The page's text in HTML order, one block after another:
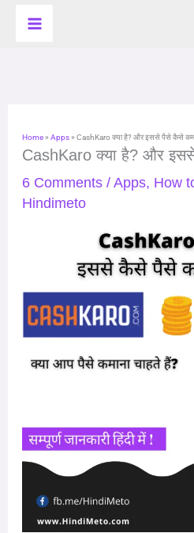
Home» Apps» CashKaro क्या है? और इससे पैसे कैसे
CashKaro क्या है? और
6 Comments / Apps, How
Hindimeto